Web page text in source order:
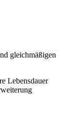
gleichmäßigen
Lebensdauer